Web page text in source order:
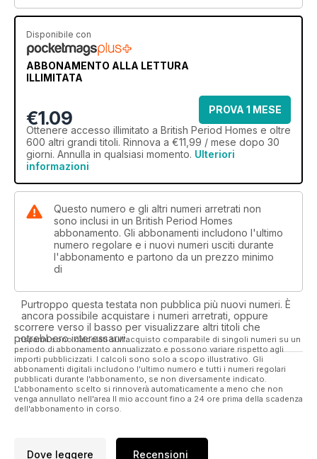
Disponibile con
ABBONAMENTO ALLA LETTURA
ILLIMITATA
€1.09
PROVA 1 MESE
Ottenere accesso illimitato a British Period Homes e oltre
600 altri grandi titoli. Rinnova a €11,99 / mese dopo 30
giorni. Annulla in qualsiasi momento. Ulteriori
informazioni
Questo numero e gli altri numeri arretrati non
sono inclusi in un British Period Homes
abbonamento. Gli abbonamenti includono l'ultimo
numero regolare e i nuovi numeri usciti durante
l'abbonamento e partono da un prezzo minimo
di
Purtroppo questa testata non pubblica più nuovi numeri. È
ancora possibile acquistare i numeri arretrati, oppure
scorrere verso il basso per visualizzare altri titoli che
potrebbero interessarvi.
I risparmi sono calcolati sull'acquisto comparabile di singoli numeri su un
periodo di abbonamento annualizzato e possono variare rispetto agli
importi pubblicizzati. I calcoli sono solo a scopo illustrativo. Gli
abbonamenti digitali includono l'ultimo numero e tutti i numeri regolari
pubblicati durante l'abbonamento, se non diversamente indicato.
L'abbonamento scelto si rinnoverà automaticamente a meno che non
venga annullato nell'area Il mio account fino a 24 ore prima della scadenza
dell'abbonamento in corso.
Dove leggere Recensioni